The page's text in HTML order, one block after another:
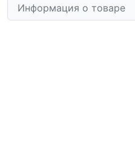
Информация о товаре